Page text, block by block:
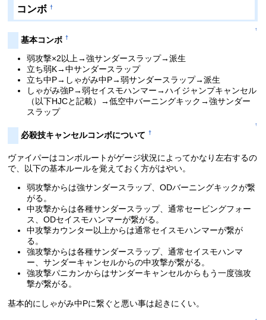
コンボ †
↑
基本コンボ †
弱攻撃×2以上→強サンダースラップ→派生
立ち弱K→中サンダースラップ
立ち中P→しゃがみ中P→弱サンダースラップ→派生
しゃがみ強P→弱セイスモハンマー→ハイジャンプキャンセル
（以下HJCと記載）→低空中バーニングキック→強サンダー
スラップ
↑
必殺技キャンセルコンボについて †
ヴァイパーはコンボルートがゲージ状況によってかなり左右するの
で、以下の基本ルールを覚えておく方がはやい。
弱攻撃からは強サンダースラップ、ODバーニングキックが繋
がる。
中攻撃からは各種サンダースラップ、通常セービングフォー
ス、ODセイスモハンマーが繋がる。
中攻撃カウンター以上からは通常セイスモハンマーが繋が
る。
強攻撃からは各種サンダースラップ、通常セイスモハンマ
ー、サンダーキャンセルからの中攻撃が繋がる。
強攻撃パニカンからはサンダーキャンセルからもう一度強攻
撃が繋がる。
基本的にしゃがみ中Pに繋ぐと悪い事は起きにくい。